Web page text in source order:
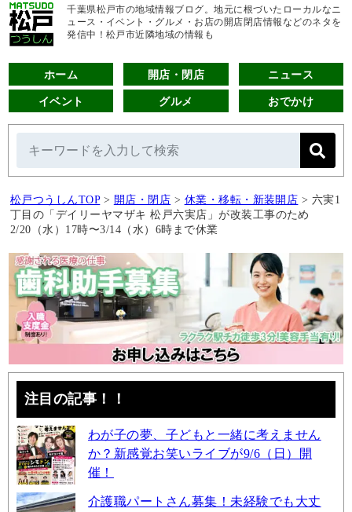
千葉県松戸市の地域情報ブログ。地元に根づいたローカルなニ
ュース・イベント・グルメ・お店の開店閉店情報などのネタを
発信中！松戸市近隣地域の情報も
ホーム 開店・閉店 ニュース
イベント グルメ おでかけ
松戸つうしんTOP > 開店・閉店 > 休業・移転・新装開店 > 六実1
丁目の「デイリーヤマザキ 松戸六実店」が改装工事のため
2/20（水）17時〜3/14（水）6時まで休業
注目の記事！！
わが子の夢、子どもと一緒に考えません
か？新感覚お笑いライブが9/6（日）開
催！
介護職パートさん募集！未経験でも大丈